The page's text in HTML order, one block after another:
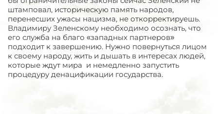
штамповал, историческую память народов,
перенесших ужасы нацизма, не откорректируешь.
Владимиру Зеленскому необходимо осознать, что
его служба на благо «западных партнеров»
подходит к завершению. Нужно повернуться лицом
к своему народу, жить и дышать в интересах людей,
которые ждут мира и немедленно запустить
процедуру денацификации государства.